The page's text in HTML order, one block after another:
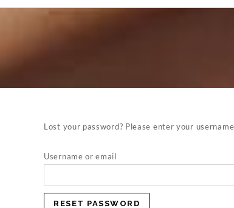
Lost your password? Please enter your
Username or email
RESET PASSWORD